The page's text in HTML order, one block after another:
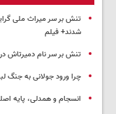
شدند+ فیلم
تنش بر سر نام دمیرتاش
چرا ورود جولانی به جنگ
انسجام و همدلی، پایه